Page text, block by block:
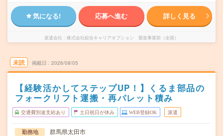
気になる! 応募へ進む 詳しく見る
派遣会社 株式会社綜合キャリアオプション 製造事業部（全国）
未読 掲載日 2026/08/05
【経験活かしてステップUP！】くるま部品の
フォークリフト運搬・再パレット積み
交通費別途支給あり 土日祝日が休み WEB登録OK 派遣
勤務地 群馬県太田市